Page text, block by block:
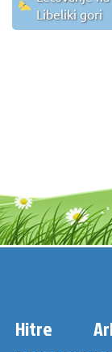
Libeliki gori
Hitre